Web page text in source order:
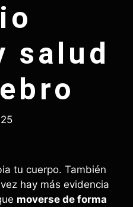
salud
tu cuerpo. También
hay más evidencia
moverse de forma